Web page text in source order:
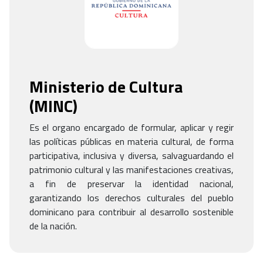
Ministerio de Cultura
(MINC)
Es el organo encargado de formular, aplicar y regir
las políticas públicas en materia cultural, de forma
participativa, inclusiva y diversa, salvaguardando el
patrimonio cultural y las manifestaciones creativas,
a fin de preservar la identidad nacional,
garantizando los derechos culturales del pueblo
dominicano para contribuir al desarrollo sostenible
de la nación.